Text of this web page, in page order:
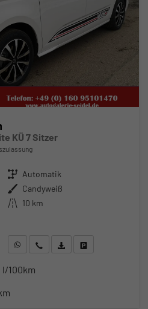
KÜ 7 Sitzer
Getriebe Automatik
Außenfarbe Candyweiß
Kilometerstand 10 km
WhatsApp anfragen
Wir rufen Sie anFahrzeugexposé (PDF)
l/100km